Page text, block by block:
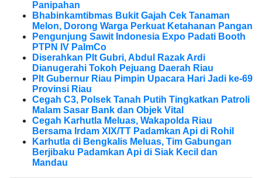
Panipahan
Bhabinkamtibmas Bukit Gajah Cek Tanaman
Melon, Dorong Warga Perkuat Ketahanan Pangan
Pengunjung Sawit Indonesia Expo Padati Booth
PTPN IV PalmCo
Diserahkan Plt Gubri, Abdul Razak Ardi
Dianugerahi Tokoh Pejuang Daerah Riau
Plt Gubernur Riau Pimpin Upacara Hari Jadi ke-69
Provinsi Riau
Cegah C3, Polsek Tanah Putih Tingkatkan Patroli
Malam Sasar Bank dan Objek Vital
Cegah Karhutla Meluas, Wakapolda Riau
Bersama Irdam XIX/TT Padamkan Api di Rohil
Karhutla di Bengkalis Meluas, Tim Gabungan
Berjibaku Padamkan Api di Siak Kecil dan
Mandau